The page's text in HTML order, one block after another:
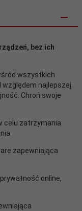
bez ich
wszystkich
najlepszej
Chroń swoje
celu zatrzymania
zapewniająca
online,